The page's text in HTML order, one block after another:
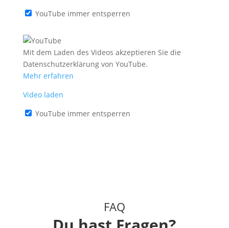
YouTube immer entsperren
Mit dem Laden des Videos akzeptieren Sie die
Datenschutzerklärung von YouTube.
Mehr erfahren
Video laden
YouTube immer entsperren
FAQ